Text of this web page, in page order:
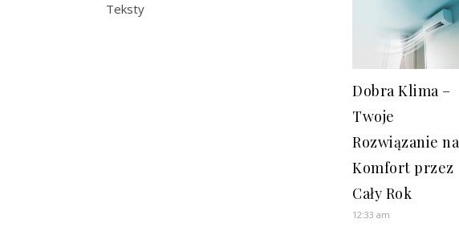
Teksty
Dobra Klima –
Twoje
Rozwiązanie na
Komfort przez
Cały Rok
12:33 am